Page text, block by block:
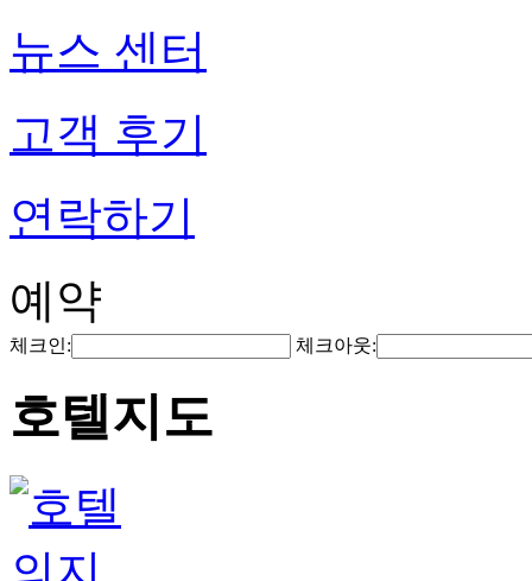
뉴스 센터
고객 후기
연락하기
예약
체크인: 체크아웃:
호텔지도